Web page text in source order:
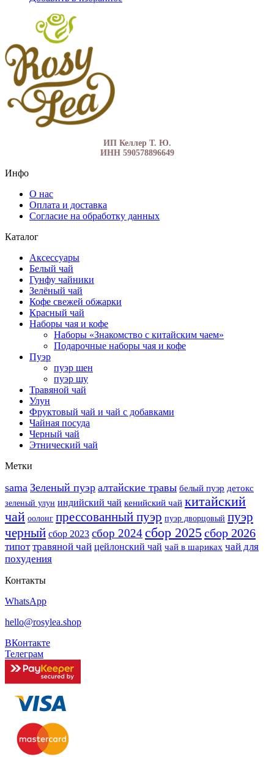
ИП Келлер Т. Ю.
ИНН 590578896649
Инфо
О нас
Оплата и доставка
Согласие на обработку данных
Каталог
Аксессуары
Белый чай
Гунфу чайники
Зелёный чай
Кофе свежей обжарки
Красный чай
Наборы чая и кофе
Наборы «Знакомство с китайским чаем»
Подарочные наборы чая и кофе
Пуэр
пуэр шен
пуэр шу
Травяной чай
Улун
Фруктовый чай и чай с добавками
Чайная посуда
Черный чай
Этнический чай
Метки
sama Зеленый пуэр алтайские травы белый пуэр детокс
зеленый улун индийский чай кенийский чай китайский
чай оолонг прессованный пуэр пуэр дворцовый пуэр
черный сбор 2023 сбор 2024сбор 2025сбор 2026
типот травяной чай цейлонский чай чай в шариках чай для
похудения
Контакты
WhatsApp
hello@rosylea.shop
ВКонтакте
Телеграм